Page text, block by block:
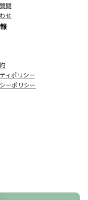
問
せ
ィポリシー
ーポリシー